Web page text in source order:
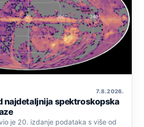
7. 8. 2026.
najdetaljnija spektroskopska
je 20. izdanje podataka s više od